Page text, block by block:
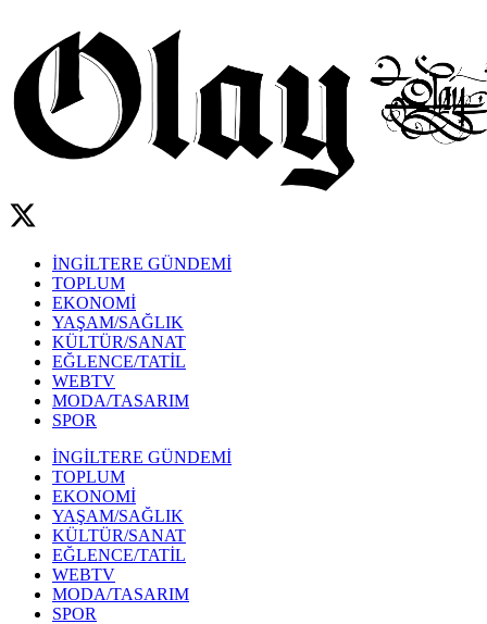
İNGİLTERE GÜNDEMİ
TOPLUM
EKONOMİ
YAŞAM/SAĞLIK
KÜLTÜR/SANAT
EĞLENCE/TATİL
WEBTV
MODA/TASARIM
SPOR
İNGİLTERE GÜNDEMİ
TOPLUM
EKONOMİ
YAŞAM/SAĞLIK
KÜLTÜR/SANAT
EĞLENCE/TATİL
WEBTV
MODA/TASARIM
SPOR